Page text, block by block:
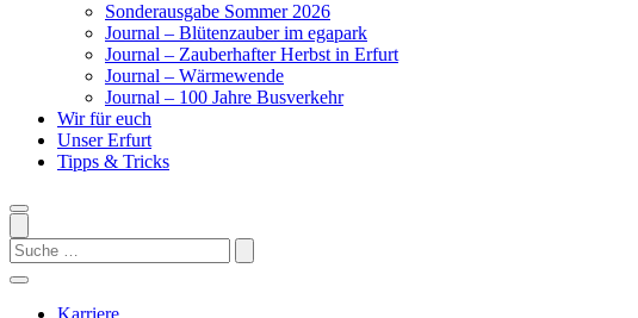
Sonderausgabe Sommer 2026
Journal – Blütenzauber im egapark
Journal – Zauberhafter Herbst in Erfurt
Journal – Wärmewende
Journal – 100 Jahre Busverkehr
Wir für euch
Unser Erfurt
Tipps & Tricks
Search
Karriere